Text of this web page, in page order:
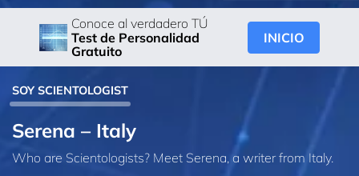
Conoce al verdadero TÚ
Test de Personalidad
Gratuito
INICIO
SOY SCIENTOLOGIST
Serena – Italy
Who are Scientologists? Meet Serena, a writer from Italy.